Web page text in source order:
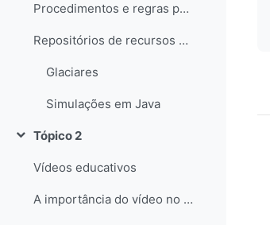
Procedimentos e regras para os recursos
Repositórios de recursos educativos
Glaciares
Simulações em Java
Contrair
Tópico 2
Vídeos educativos
A importância do vídeo no Ensino das Ciências